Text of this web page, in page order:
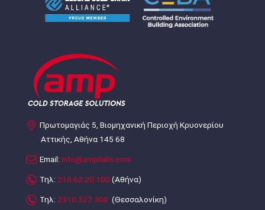
Πρωτομαγιάς 5, Βιομηχανική Περιοχή Κρυονερίου
Αττικής, Αθήνα 145 68
Email: info@ampilalis.com
Τηλ: 210.62.20.100 (Αθήνα)
Τηλ: 2310.327.300 (Θεσσαλονίκη)